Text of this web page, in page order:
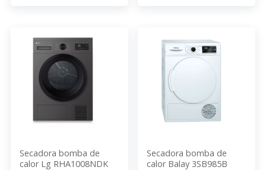
Secadora bomba de
calor Lg RHA1008NDK
Secadora bomba de
calor Balay 3SB985B